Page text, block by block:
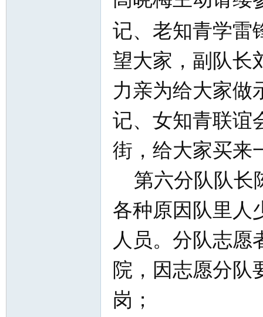
记、老知青学雷
望大家，副队长
力亲为给大家做
记、女知青联谊
街，给大家买来
第六分队队长
各种原因队里人
人员。分队志愿
院，因志愿分队
岗；